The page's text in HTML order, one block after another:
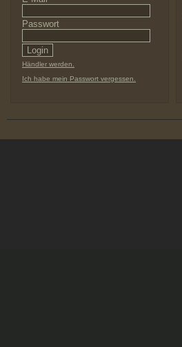
Passwort
Händler werden.
Ich habe mein Passwort vergessen.